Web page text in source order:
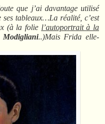
que j’ai davantage utilisé
tableaux…La réalité, c’est
(à la folie l’autoportrait à la
Modigliani..)Mais Frida elle-